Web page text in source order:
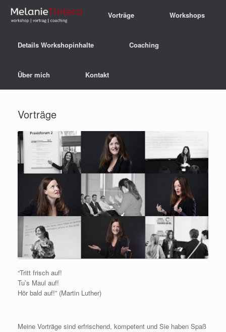
Vorträge Workshops
Details Workshopinhalte Coaching
Über mich Kontakt
Vorträge
“Tritt frisch auf!
Tu’s Maul auf!
Hör bald auf!” (Martin Luther)
Meine Vorträge sind erfrischend, kompetent und Sie haben Spaß